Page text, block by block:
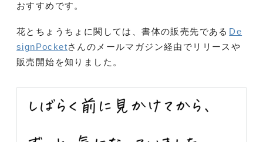
おすすめです。
花とちょうちょに関しては、書体の販売先である De
signPocketさんのメールマガジン経由でリリースや
販売開始を知りました。